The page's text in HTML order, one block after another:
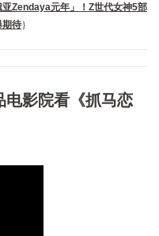
Zendaya元年」！Z世代女神5部
期待｝
电影院看《抓马恋